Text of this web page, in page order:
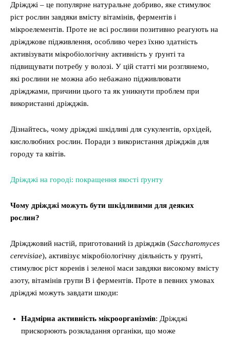
Дріжджі – це популярне натуральне добриво, яке стимулює
ріст рослин завдяки вмісту вітамінів, ферментів і
мікроелементів. Проте не всі рослини позитивно реагують на
дріжджове підживлення, особливо через їхню здатність
активізувати мікробіологічну активність у ґрунті та
підвищувати потребу у волозі. У цій статті ми розглянемо,
які рослини не можна або небажано підживлювати
дріжджами, причини цього та як уникнути проблем при
використанні дріжджів.
Дізнайтесь, чому дріжджі шкідливі для сукулентів, орхідей,
кислолюбних рослин. Поради з використання дріжджів для
городу та квітів.
Дріжджі на городі: покращення якості ґрунту
Чому дріжджі можуть бути шкідливими для деяких
рослин?
Дріжджовий настій, приготований із дріжджів (Saccharomyces
cerevisiae), активізує мікробіологічну діяльність у ґрунті,
стимулює ріст коренів і зеленої маси завдяки високому вмісту
азоту, вітамінів групи B і ферментів. Проте в певних умовах
дріжджі можуть завдати шкоди:
Надмірна активність мікроорганізмів: Дріжджі
прискорюють розкладання органіки, що може